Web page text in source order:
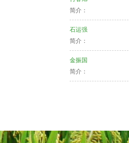
简介：
石运强
简介：
金振国
简介：